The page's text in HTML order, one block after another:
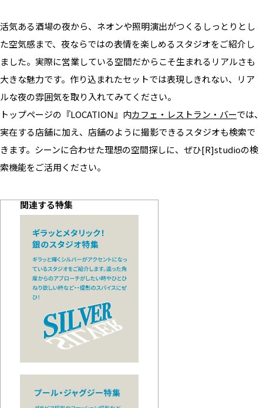
活気ある酒場の夜から、ネオンや照明演出がつくるしっとりとし
た空気感まで、夜ならではの表情を楽しめるスタジオをご紹介し
ました。実際に営業している空間だからこそ生まれるリアルさも
大きな魅力です。作り込まれたセットでは表現しきれない、リア
ルな夜の雰囲気を取り入れてみてください。
トップページの『LOCATION』内カフェ・レストラン・バーでは、
実在する店舗に加え、店舗のように撮影できるスタジオも検索で
きます。シーンに合わせた理想の空間探しに、ぜひ[R]studioの検
索機能をご活用ください。
関連する特集